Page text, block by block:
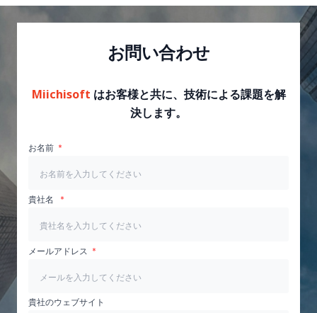
お問い合わせ
Miichisoft はお客様と共に、技術による課題を解
決します。
お名前
貴社名
メールアドレス
貴社のウェブサイト